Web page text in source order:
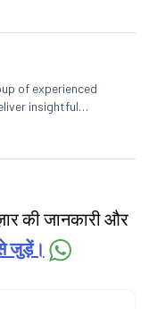
of experienced
insightful
IPO, economy,
की जानकारी और
जुड़ें।